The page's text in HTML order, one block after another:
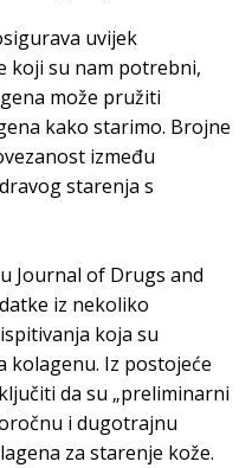
uvijek
koji su nam potrebni,
može pružiti
kako starimo. Brojne
između
starenja s
Journal of Drugs and
iz nekoliko
koja su
kolagenu. Iz postojeće
da su „preliminarni
i dugotrajnu
za starenje kože.